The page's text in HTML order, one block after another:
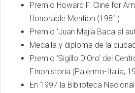
Premio Howard F. Cline for
Honorable Mention (1981)
Premio ‘Juan Mejía Baca al
Medalla y diploma de la
Premio ‘Sigillo D’Oro’ del
Etnohistoria (Palermo-Italia,
En 1997 la Biblioteca